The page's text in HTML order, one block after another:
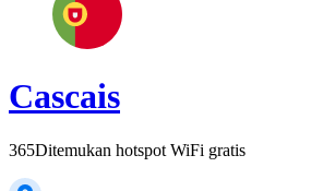
Cascais
365Ditemukan hotspot WiFi gratis